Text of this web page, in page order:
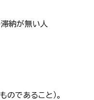
納が無い人
のであること）。